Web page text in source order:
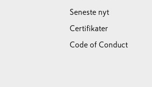
Seneste nyt
Certifikater
Code of Conduct